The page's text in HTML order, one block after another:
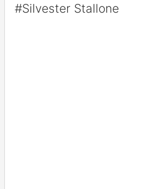
#Silvester Stallone